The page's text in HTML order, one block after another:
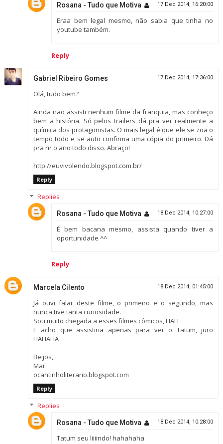
Rosana - Tudo que Motiva 17 Dec 2014, 16:20:00
Eraa bem legal mesmo, não sabia que tinha no
youtube também.
Reply
Gabriel Ribeiro Gomes 17 Dec 2014, 17:36:00
Olá, tudo bem?
Ainda não assisti nenhum filme da franquia, mas conheço
bem a história. Só pelos trailers dá pra ver realmente a
química dos protagonistas. O mais legal é que ele se zoa o
tempo todo e se auto confirma uma cópia do primeiro. Dá
pra rir o ano todo disso. Abraço!
http://euvivolendo.blogspot.com.br/
Reply
Replies
Rosana - Tudo que Motiva 18 Dec 2014, 10:27:00
É bem bacana mesmo, assista quando tiver a
oportunidade ^^
Reply
Marcela Cilento 18 Dec 2014, 01:45:00
Já ouvi falar deste filme, o primeiro e o segundo, mas
nunca tive tanta curiosidade.
Sou muito chegada a esses filmes cômicos, HAH
E acho que assistiria apenas para ver o Tatum, juro
HAHAHA
Beijos,
Mar.
ocantinholiterario.blogspot.com
Reply
Replies
Rosana - Tudo que Motiva 18 Dec 2014, 10:28:00
Tatum seu liiiindo! hahahaha